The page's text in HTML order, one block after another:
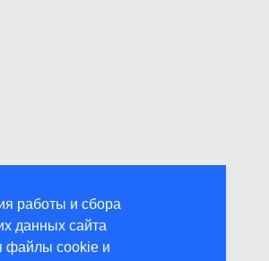
работы и сбора
данных сайта
файлы cookie и